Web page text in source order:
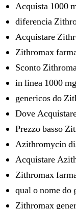
Acquista 1000
diferencia
Acquistare
Zithromax
Sconto
in linea 1000
genericos do
Dove
Prezzo basso
Azithromycin
Acquistare
Zithromax
qual o nome do
Zithromax